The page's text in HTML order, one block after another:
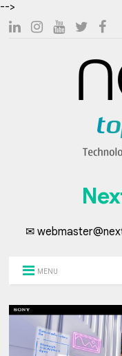
-->
✉
MENU